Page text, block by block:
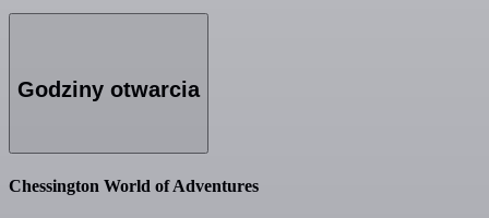
Godziny otwarcia
Chessington World of Adventures